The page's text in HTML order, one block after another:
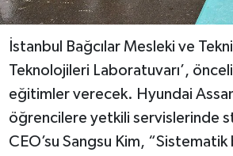
İstanbul Bağcılar Mesleki ve
Teknolojileri Laboratuvarı’,
eğitimler verecek. Hyundai
öğrencilere yetkili servislerinde
CEO’su Sangsu Kim,